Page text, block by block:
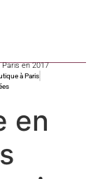
en 2017
à Paris
en